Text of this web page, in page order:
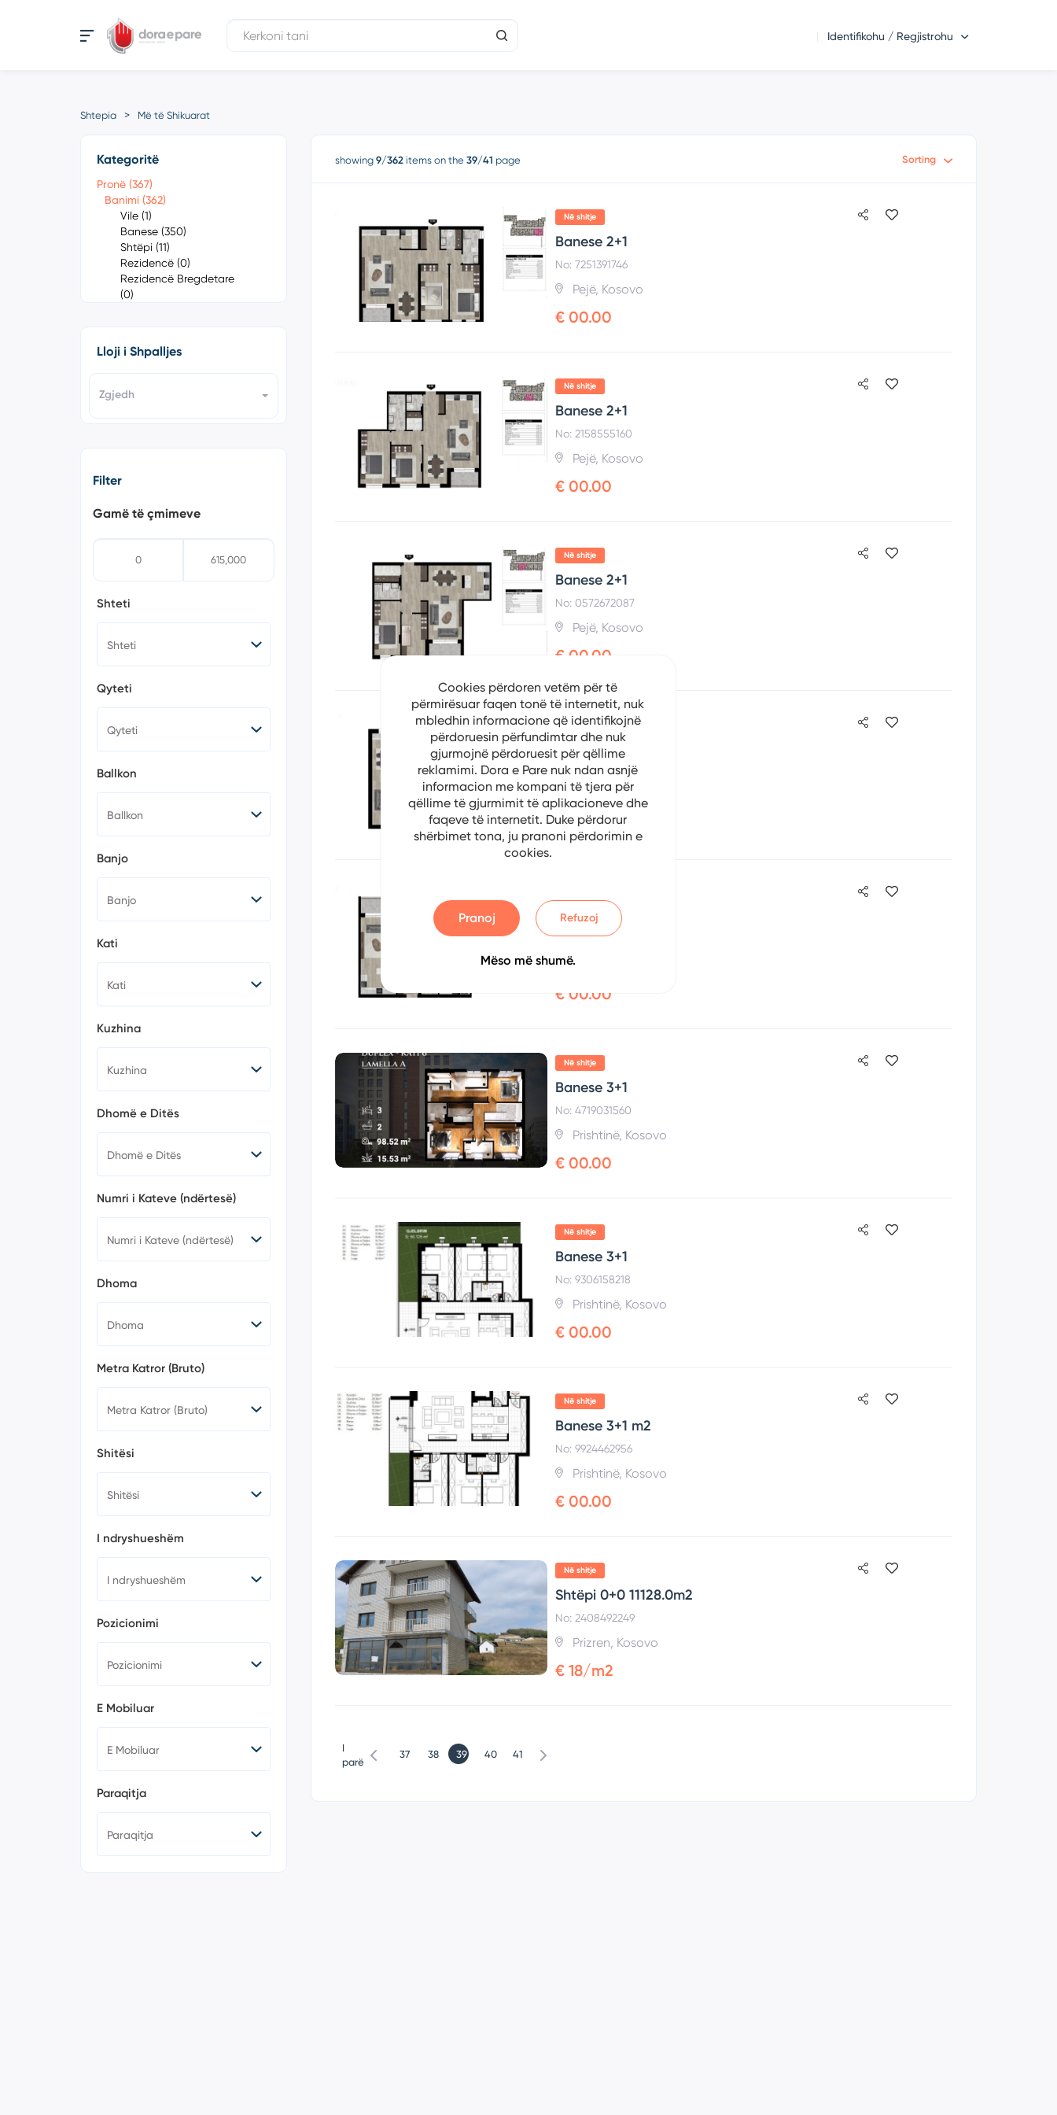
Identifikohu / Regjistrohu
Shtepia Më të Shikuarat
Kategoritë
Pronë (367)
Banimi (362)
Vile (1)
Banese (350)
Shtëpi (11)
Rezidencë (0)
Rezidencë Bregdetare
(0)
Ndërtesa (0)
Lloji i Shpalljes
Zgjedh
Filter
Gamë të çmimeve
Shteti
Qyteti
Ballkon
Banjo
Kati
Kuzhina
Dhomë e Ditës
Numri i Kateve (ndërtesë)
Dhoma
Metra Katror (Bruto)
Shitësi
I ndryshueshëm
Pozicionimi
E Mobiluar
Paraqitja
showing 9/362 items on the 39/41 page Sorting
Në shitje
Banese 2+1
No: 7251391746
Pejë, Kosovo
€ 00.00
Në shitje
Banese 2+1
No: 2158555160
Pejë, Kosovo
€ 00.00
Në shitje
Banese 2+1
No: 0572672087
Pejë, Kosovo
€ 00.00
Në shitje
Banese 2+1
No: 4176698886
Pejë, Kosovo
€ 00.00
Banese 2+1
Pejë, Kosovo
€ 00.00
Në shitje
Banese 3+1
No: 4719031560
Prishtinë, Kosovo
€ 00.00
Në shitje
Banese 3+1
No: 9306158218
Prishtinë, Kosovo
€ 00.00
Në shitje
Banese 3+1 m2
No: 9924462956
Prishtinë, Kosovo
€ 00.00
Në shitje
Shtëpi 0+0 11128.0m2
No: 2408492249
Prizren, Kosovo
€ 18/m2
I
parë
37 38 39 40 41
Cookies përdoren vetëm për të
përmirësuar faqen tonë të internetit, nuk
mbledhin informacione që identifikojnë
përdoruesin përfundimtar dhe nuk
gjurmojnë përdoruesit për qëllime
reklamimi. Dora e Pare nuk ndan asnjë
informacion me kompani të tjera për
qëllime të gjurmimit të aplikacioneve dhe
faqeve të internetit. Duke përdorur
shërbimet tona, ju pranoni përdorimin e
cookies.
Pranoj Refuzoj
Mëso më shumë.